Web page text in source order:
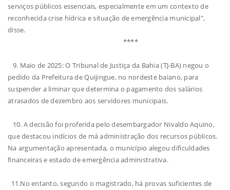
serviços públicos essenciais, especialmente em um contexto de
reconhecida crise hídrica e situação de emergência municipal",
disse.
****
9. Maio de 2025: O Tribunal de Justiça da Bahia (TJ-BA) negou o
pedido da Prefeitura de Quijingue, no nordeste baiano, para
suspender a liminar que determina o pagamento dos salários
atrasados de dezembro aos servidores municipais.
10. A decisão foi proferida pelo desembargador Nivaldo Aquino,
que destacou indícios de má administração dos recursos públicos.
Na argumentação apresentada, o município alegou dificuldades
financeiras e estado de emergência administrativa.
11.No entanto, segundo o magistrado, há provas suficientes de